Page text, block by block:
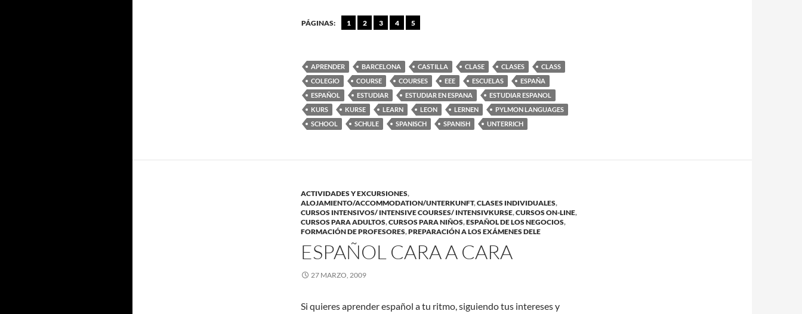
PÁGINAS: 1 2 3 4 5
APRENDER BARCELONA CASTILLA CLASE CLASES
CLASS
COLEGIO
COURSE COURSES EEE ESCUELAS
ESPAÑA
ESPAÑOL
ESTUDIAR ESTUDIAR EN ESPANA
ESTUDIAR ESPANOL
KURS
KURSE LEARN LEON LERNEN
PYLMON LANGUAGES
SCHOOL
SCHULE SPANISCH SPANISH UNTERRICH
ACTIVIDADES Y EXCURSIONES,
ALOJAMIENTO/ACCOMMODATION/UNTERKUNFT,CLASES INDIVIDUALES,
CURSOS INTENSIVOS/ INTENSIVE COURSES/ INTENSIVKURSE,CURSOS ON-LINE,
CURSOS PARA ADULTOS,CURSOS PARA NIÑOS,ESPAÑOL DE LOS NEGOCIOS,
FORMACIÓN DE PROFESORES,PREPARACIÓN A LOS EXÁMENES DELE
ESPAÑOL CARA A CARA
27 MARZO, 2009
Si quieres aprender español a tu ritmo, siguiendo tus intereses y